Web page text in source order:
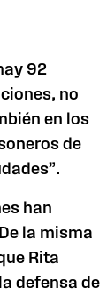
92
no
en los
de
han
la misma
Rita
defensa de